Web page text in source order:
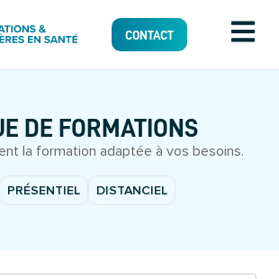
CONTACT
DE FORMATIONS
la formation adaptée à vos besoins.
PRÉSENTIEL DISTANCIEL